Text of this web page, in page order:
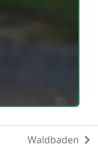
Waldbaden